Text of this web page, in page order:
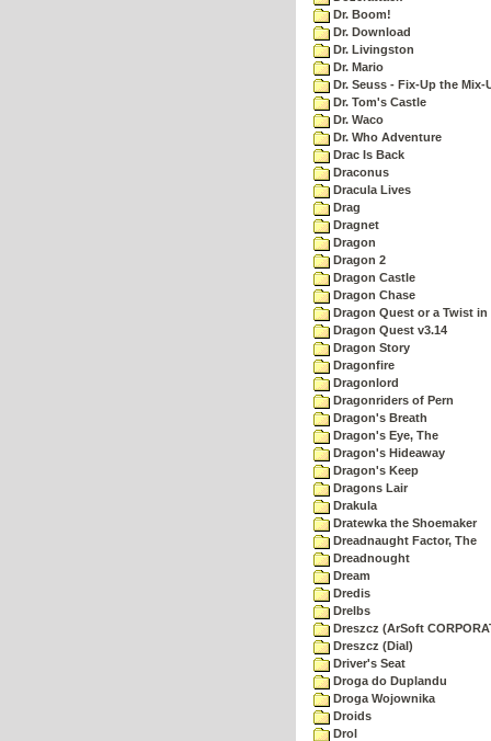
Dr. Boom!
Dr. Download
Dr. Livingston
Dr. Mario
Dr. Seuss - Fix-Up the Mix-
Dr. Tom's Castle
Dr. Waco
Dr. Who Adventure
Drac Is Back
Draconus
Dracula Lives
Drag
Dragnet
Dragon
Dragon 2
Dragon Castle
Dragon Chase
Dragon Quest or a Twist in
Dragon Quest v3.14
Dragon Story
Dragonfire
Dragonlord
Dragonriders of Pern
Dragon's Breath
Dragon's Eye, The
Dragon's Hideaway
Dragon's Keep
Dragons Lair
Drakula
Dratewka the Shoemaker
Dreadnaught Factor, The
Dreadnought
Dream
Dredis
Drelbs
Dreszcz (ArSoft
Dreszcz (Dial)
Driver's Seat
Droga do Duplandu
Droga Wojownika
Droids
Drol